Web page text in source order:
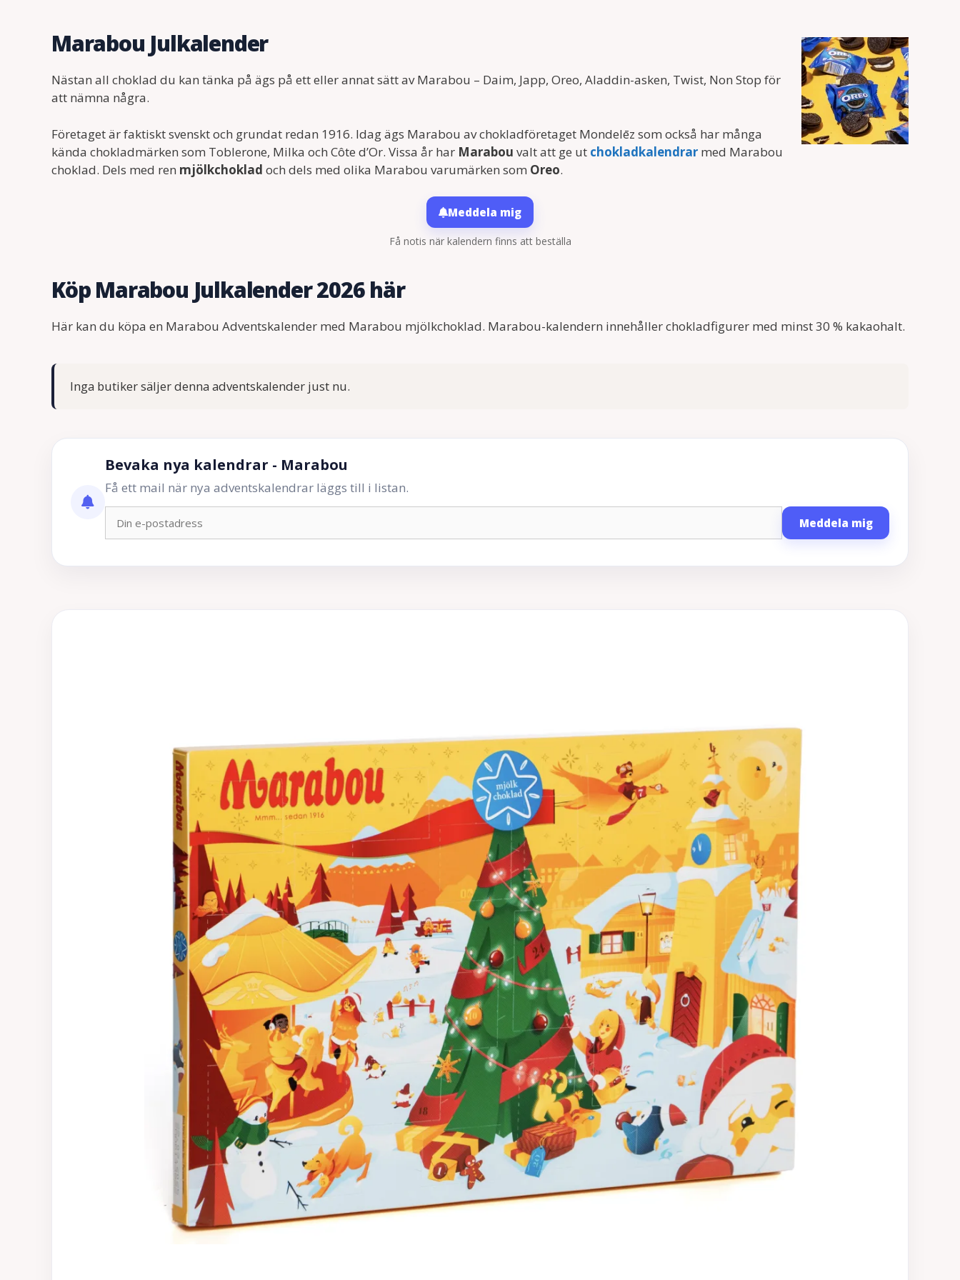
Marabou Julkalender
Nästan all choklad du kan tänka på ägs på ett eller annat sätt av Marabou – Daim, Japp, Oreo, Aladdin-asken, Twist, Non Stop för
att nämna några.
Företaget är faktiskt svenskt och grundat redan 1916. Idag ägs Marabou av chokladföretaget Mondelēz som också har många
kända chokladmärken som Toblerone, Milka och Côte d’Or. Vissa år har Marabou valt att ge ut chokladkalendrar med Marabou
choklad. Dels med ren mjölkchoklad och dels med olika Marabou varumärken som Oreo.
Meddela mig
Få notis när kalendern finns att beställa
Köp Marabou Julkalender 2026 här
Här kan du köpa en Marabou Adventskalender med Marabou mjölkchoklad. Marabou-kalendern innehåller chokladfigurer med minst 30 % kakaohalt.
Inga butiker säljer denna adventskalender just nu.
Bevaka nya kalendrar - Marabou
Få ett mail när nya adventskalendrar läggs till i listan.
Meddela mig